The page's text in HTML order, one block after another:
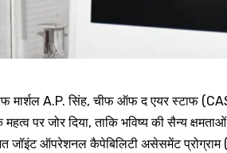
मार्शल A.P. सिंह, चीफ ऑफ द एयर स्टाफ
पर जोर दिया, ताकि भविष्य की सैन्य
जॉइंट ऑपरेशनल कैपेबिलिटी असेसमेंट प्रोग्राम